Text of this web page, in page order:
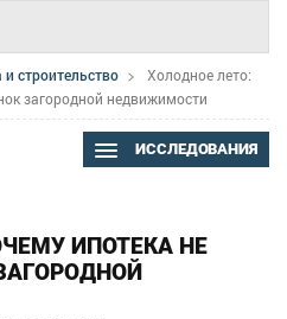
и строительство
Холодное лето:
загородной недвижимости
ИССЛЕДОВАНИЯ
ИПОТЕКА НЕ